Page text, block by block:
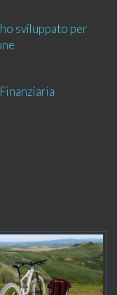
sviluppato per